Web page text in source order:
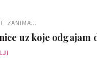
ZANIMA...
uz koje odgajam